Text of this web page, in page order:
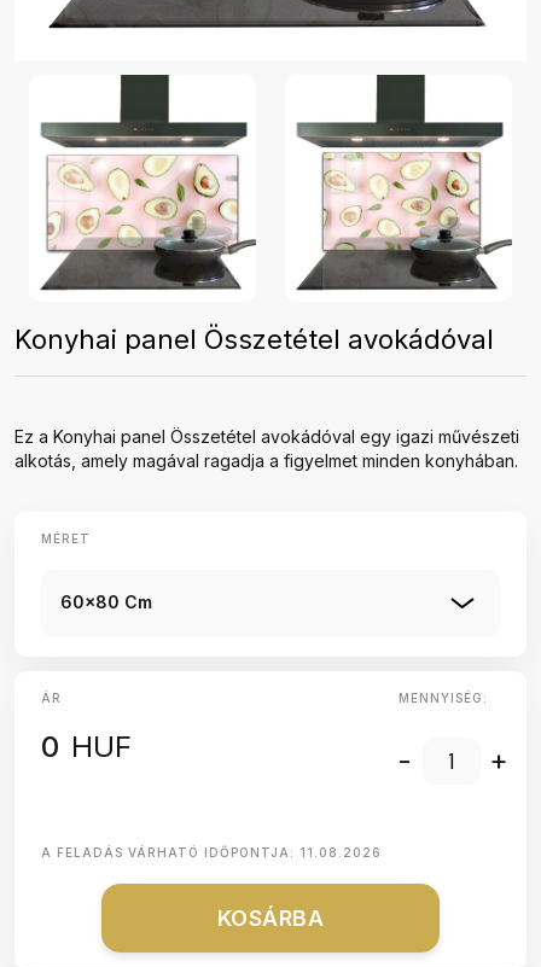
Konyhai panel Összetétel avokádóval
Ez a Konyhai panel Összetétel avokádóval egy igazi művészeti
alkotás, amely magával ragadja a figyelmet minden konyhában.
MÉRET
60x80 Cm
ÁR
0 HUF
MENNYISÉG:
- +
A FELADÁS VÁRHATÓ IDŐPONTJA: 11.08.2026
KOSÁRBA